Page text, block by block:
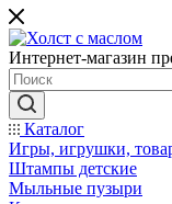
Интернет-магазин
Каталог
Игры, игрушки,
Штампы детские
Мыльные пузыри